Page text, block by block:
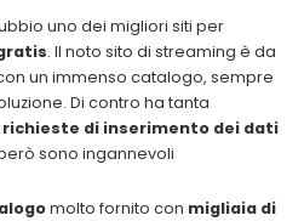
uno dei migliori siti per
. Il noto sito di streaming è da
un immenso catalogo, sempre
Di contro ha tanta
richieste di inserimento dei dati
sono ingannevoli
molto fornito con migliaia di